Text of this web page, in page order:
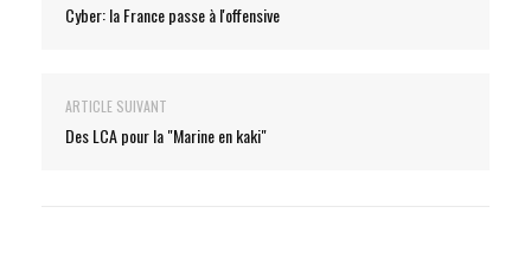
Cyber: la France passe à l'offensive
ARTICLE SUIVANT
Des LCA pour la "Marine en kaki"